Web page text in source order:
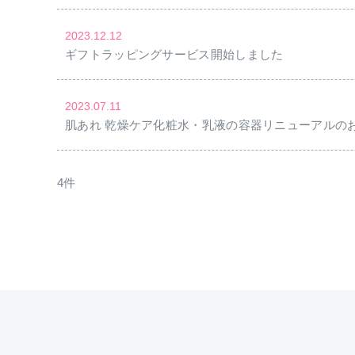
2023.12.12
ギフトラッピングサービス開始しました
2023.07.11
肌あれ 乾燥ケア化粧水・乳液の容器リニューアルの
4件